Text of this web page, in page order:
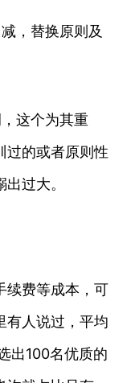
，替换原则及
这个为其重
过的或者原则性
过大。
续费等成本，可
有人说过，平均
出100名优质的